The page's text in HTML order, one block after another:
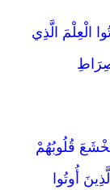
الْعِلْمَ الَّذِي
قُلُوبُهُمْ
أُوتُوا